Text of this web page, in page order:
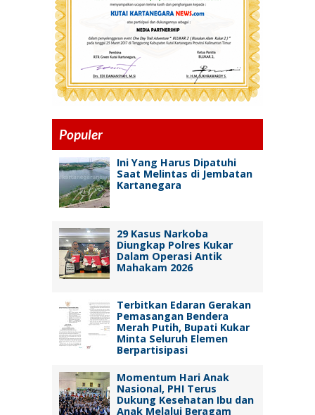
Populer
Ini Yang Harus Dipatuhi
Saat Melintas di Jembatan
Kartanegara
29 Kasus Narkoba
Diungkap Polres Kukar
Dalam Operasi Antik
Mahakam 2026
Terbitkan Edaran Gerakan
Pemasangan Bendera
Merah Putih, Bupati Kukar
Minta Seluruh Elemen
Berpartisipasi
Momentum Hari Anak
Nasional, PHI Terus
Dukung Kesehatan Ibu dan
Anak Melalui Beragam